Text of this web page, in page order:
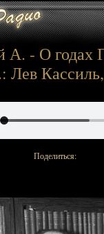
А. - О годах
Лев
Поделиться: